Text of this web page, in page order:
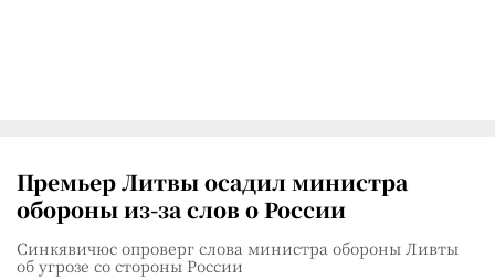
Премьер Литвы осадил министра
обороны из-за слов о России
Синкявичюс опроверг слова министра обороны Ливты
об угрозе со стороны России